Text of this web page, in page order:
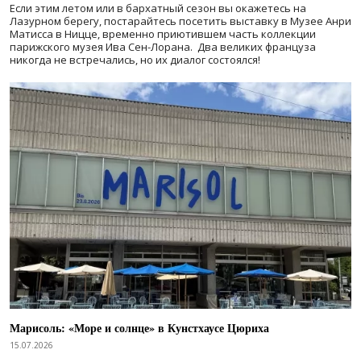
Если этим летом или в бархатный сезон вы окажетесь на
Лазурном берегу, постарайтесь посетить выставку в Музее Анри
Матисса в Ницце, временно приютившем часть коллекции
парижского музея Ива Сен-Лорана. Два великих француза
никогда не встречались, но их диалог состоялся!
Марисоль: «Море и солнце» в Кунстхаусе Цюриха
15.07.2026